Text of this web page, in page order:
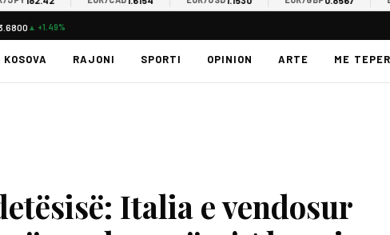
▲ +1.49%
KOSOVA RAJONI SPORTI OPINION ARTE ME TEPER
Italia e vendosur